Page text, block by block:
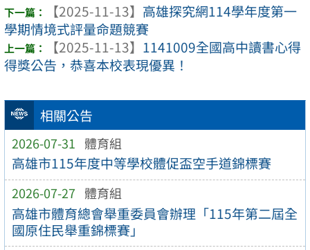
相關公告
2026-07-31 體育組
高雄市115年度中等學校體促盃空手道錦標賽
2026-07-27 體育組
高雄市體育總會舉重委員會辦理「115年第二屆全
國原住民舉重錦標賽」
【2025-11-13】 高雄探究網114學年度第一
學期情境式評量命題競賽
【2025-11-13】 1141009全國高中讀書心得
得獎公告，恭喜本校表現優異！